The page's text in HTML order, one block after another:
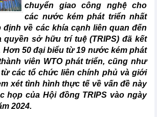
chuyển giao công nghệ cho
các nước kém phát triển nhất
định về các khía cạnh liên quan đến
quyền sở hữu trí tuệ (TRIPS) đã kết
Hơn 50 đại biểu từ 19 nước kém phát
viên WTO phát triển, cũng như
các tổ chức liên chính phủ và giới
xét tình hình thực tế về vấn đề này
họp của Hội đồng TRIPS vào ngày
2024.